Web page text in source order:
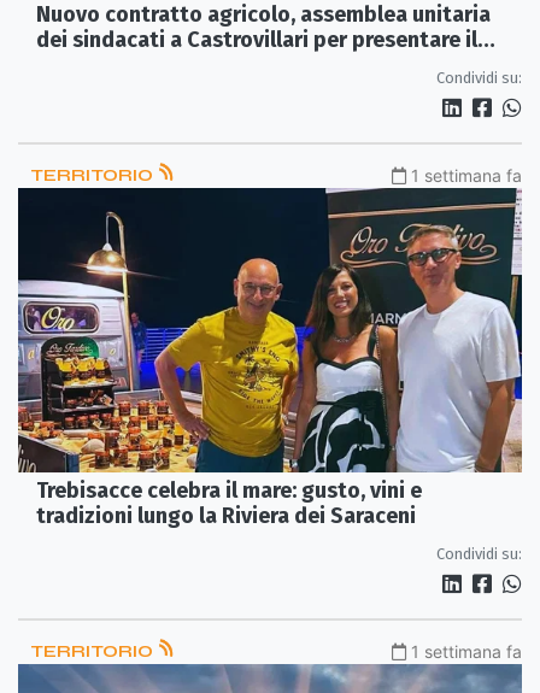
Nuovo contratto agricolo, assemblea unitaria
dei sindacati a Castrovillari per presentare il
Condividi su:
TERRITORIO 1 settimana fa
Trebisacce celebra il mare: gusto, vini e
tradizioni lungo la Riviera dei Saraceni
Condividi su:
TERRITORIO 1 settimana fa